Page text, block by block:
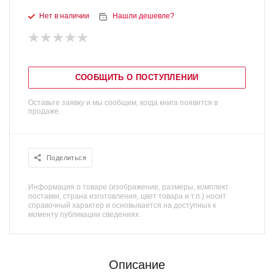
Нет в наличии Нашли дешевле?
СООБЩИТЬ О ПОСТУПЛЕНИИ
Оставьте заявку и мы сообщим, когда книга появится в
продаже.
Поделиться
Информация о товаре (изображение, размеры, комплект
поставки, страна изготовления, цвет товара и т.п.) носит
справочный характер и основывается на доступных к
моменту публикации сведениях.
Описание